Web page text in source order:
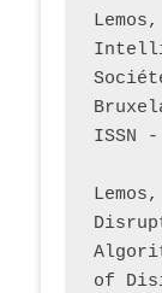
ISSN
of